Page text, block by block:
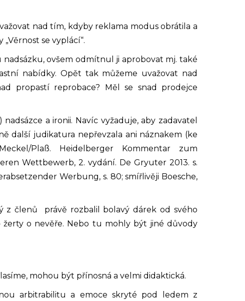
nad tím, kdyby reklama modus obrátila a
se vyplácí“.
ovšem odmítnul ji aprobovat mj. také
nabídky. Opět tak můžeme uvažovat nad
propastí reprobace? Měl se snad prodejce
a ironii. Navíc vyžaduje, aby zadavatel
další judikatura nepřevzala ani náznakem (ke
Plaß. Heidelberger Kommentar zum
Wettbewerb, 2. vydání. De Gryuter 2013. s.
Werbung, s. 80; smířlivěji Boesche,
z členů právě rozbalil bolavý dárek od svého
o nevěře. Nebo tu mohly být jiné důvody
mohou být přínosná a velmi didaktická.
arbitrabilitu a emoce skryté pod ledem z